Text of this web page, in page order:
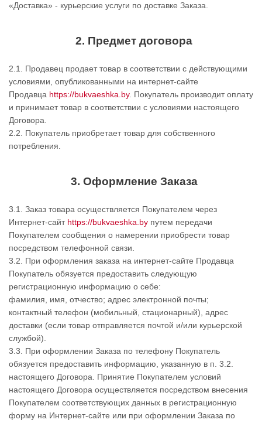
«Доставка» - курьерские услуги по доставке Заказа.
2. Предмет договора
2.1. Продавец продает товар в соответствии с действующими
условиями, опубликованными на интернет-сайте
Продавца https://bukvaeshka.by. Покупатель производит оплату
и принимает товар в соответствии с условиями настоящего
Договора.
2.2. Покупатель приобретает товар для собственного
потребления.
3. Оформление Заказа
3.1. Заказ товара осуществляется Покупателем через
Интернет-сайт https://bukvaeshka.by путем передачи
Покупателем сообщения о намерении приобрести товар
посредством телефонной связи.
3.2. При оформления заказа на интернет-сайте Продавца
Покупатель обязуется предоставить следующую
регистрационную информацию о себе:
фамилия, имя, отчество; адрес электронной почты;
контактный телефон (мобильный, стационарный), адрес
доставки (если товар отправляется почтой и/или курьерской
службой).
3.3. При оформлении Заказа по телефону Покупатель
обязуется предоставить информацию, указанную в п. 3.2.
настоящего Договора. Принятие Покупателем условий
настоящего Договора осуществляется посредством внесения
Покупателем соответствующих данных в регистрационную
форму на Интернет-сайте или при оформлении Заказа по